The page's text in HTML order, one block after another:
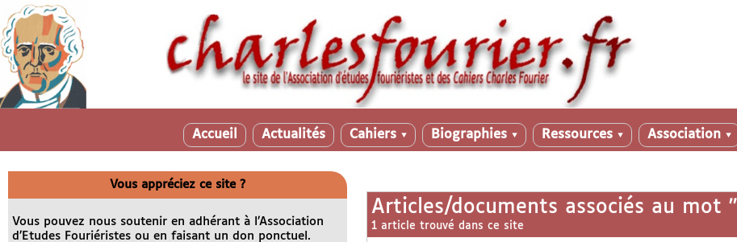
Accueil Actualités Cahiers ▼ Biographies ▼ Ressources ▼ Association ▼
Articles/documents associés au mot "
1 article trouvé dans ce site
Vous appréciez ce site ?
Vous pouvez nous soutenir en adhérant à l’Association
d’Etudes Fouriéristes ou en faisant un don ponctuel.